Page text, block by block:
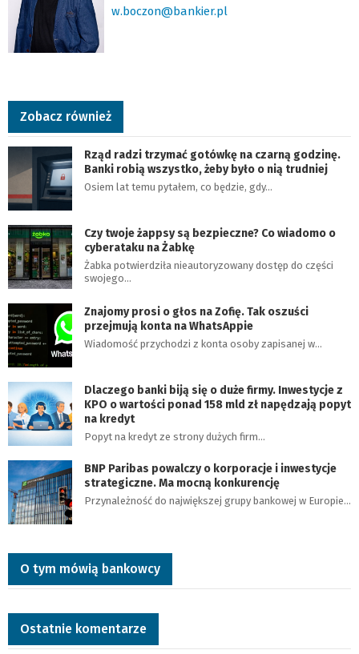
w.boczon@bankier.pl
Zobacz również
Rząd radzi trzymać gotówkę na czarną godzinę.
Banki robią wszystko, żeby było o nią trudniej
Osiem lat temu pytałem, co będzie, gdy…
Czy twoje żappsy są bezpieczne? Co wiadomo o
cyberataku na Żabkę
Żabka potwierdziła nieautoryzowany dostęp do części
swojego…
Znajomy prosi o głos na Zofię. Tak oszuści
przejmują konta na WhatsAppie
Wiadomość przychodzi z konta osoby zapisanej w…
Dlaczego banki biją się o duże firmy. Inwestycje z
KPO o wartości ponad 158 mld zł napędzają popyt
na kredyt
Popyt na kredyt ze strony dużych firm…
BNP Paribas powalczy o korporacje i inwestycje
strategiczne. Ma mocną konkurencję
Przynależność do największej grupy bankowej w Europie…
O tym mówią bankowcy
Ostatnie komentarze